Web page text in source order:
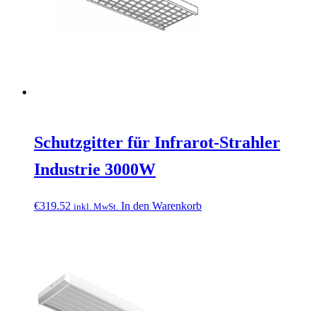
Schutzgitter für Infrarot-Strahler
Industrie 3000W
€319.52 inkl. MwSt. In den Warenkorb